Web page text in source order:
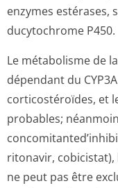
enzymes estérases,
ducytochrome P450.
Le métabolisme de
dépendant du
corticostéroïdes, et
probables;
ritonavir, cobicistat),
ne peut pas être